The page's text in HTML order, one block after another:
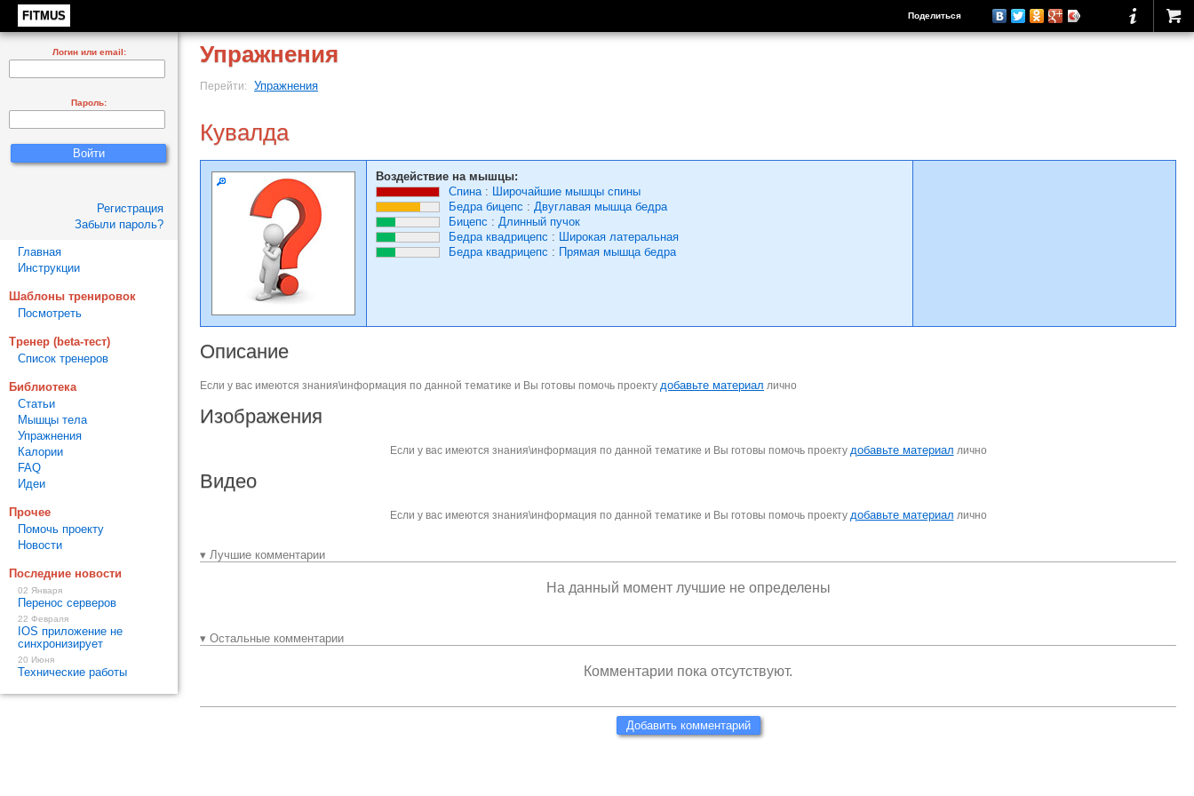
FITMUS Поделиться
Упражнения
Перейти: Упражнения
Кувалда
Воздействие на мышцы:
Спина: Широчайшие мышцы спины
Бедра бицепс : Двуглавая мышца бедра
Бицепс : Длинный пучок
Бедра квадрицепс : Широкая латеральная
Бедра квадрицепс : Прямая мышца бедра
Описание
Если у вас имеются знания\информация по данной тематике и Вы готовы помочь проекту добавьте материал лично
Изображения
Если у вас имеются знания\информация по данной тематике и Вы готовы помочь проекту добавьте материал лично
Видео
Если у вас имеются знания\информация по данной тематике и Вы готовы помочь проекту добавьте материал лично
▾ Лучшие комментарии
На данный момент лучшие не определены
▾ Остальные комментарии
Комментарии пока отсутствуют.
Добавить комментарий
Логин или email:
Пароль:
Регистрация
Забыли пароль?
Главная
Инструкции
Шаблоны тренировок
Посмотреть
Тренер (beta-тест)
Список тренеров
Библиотека
Статьи
Мышцы тела
Упражнения
Калории
FAQ
Идеи
Прочее
Помочь проекту
Новости
Последние новости
02 Января
Перенос серверов
22 Февраля
IOS приложение не
синхронизирует
20 Июня
Технические работы